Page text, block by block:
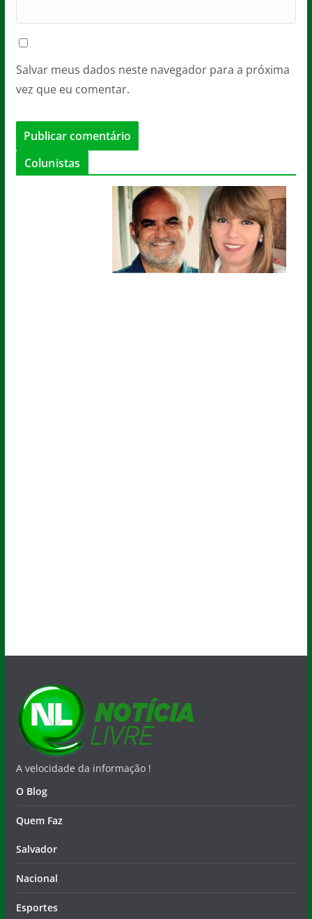
Salvar meus dados neste navegador para a próxima
vez que eu comentar.
Colunistas
A velocidade da informação !
O Blog
Quem Faz
Salvador
Nacional
Esportes